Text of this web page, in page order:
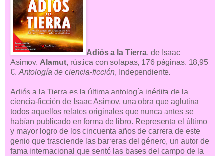
Adiós a la Tierra, de Isaac
Asimov. Alamut, rústica con solapas, 176 páginas. 18,95
€. Antología de ciencia-ficción, Independiente.
Adiós a la Tierra es la última antología inédita de la
ciencia-ficción de Isaac Asimov, una obra que aglutina
todos aquellos relatos originales que nunca antes se
habían publicado en forma de libro. Representa el último
y mayor logro de los cincuenta años de carrera de este
genio que trasciende las barreras del género, un autor de
fama internacional que sentó las bases del campo de la